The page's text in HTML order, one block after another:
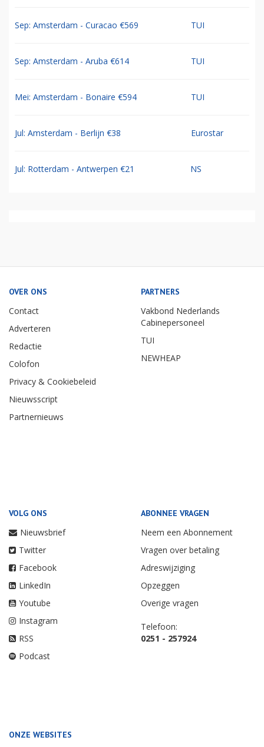
Sep: Amsterdam - Curacao €569 TUI
Sep: Amsterdam - Aruba €614 TUI
Mei: Amsterdam - Bonaire €594 TUI
Jul: Amsterdam - Berlijn €38 Eurostar
Jul: Rotterdam - Antwerpen €21 NS
OVER ONS
Contact
Adverteren
Redactie
Colofon
Privacy & Cookiebeleid
Nieuwsscript
Partnernieuws
PARTNERS
Vakbond Nederlands
Cabinepersoneel
TUI
NEWHEAP
VOLG ONS
Nieuwsbrief
Twitter
Facebook
LinkedIn
Youtube
Instagram
RSS
Podcast
ABONNEE VRAGEN
Neem een Abonnement
Vragen over betaling
Adreswijziging
Opzeggen
Overige vragen
Telefoon:
0251 - 257924
ONZE WEBSITES